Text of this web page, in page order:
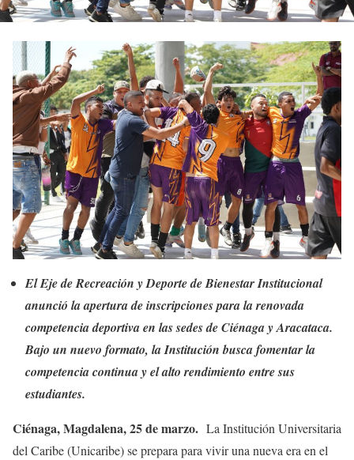
El Eje de Recreación y Deporte de Bienestar Institucional
anunció la apertura de inscripciones para la renovada
competencia deportiva en las sedes de Ciénaga y Aracataca.
Bajo un nuevo formato, la Institución busca fomentar la
competencia continua y el alto rendimiento entre sus
estudiantes.
Ciénaga, Magdalena, 25 de marzo. La Institución Universitaria
del Caribe (Unicaribe) se prepara para vivir una nueva era en el